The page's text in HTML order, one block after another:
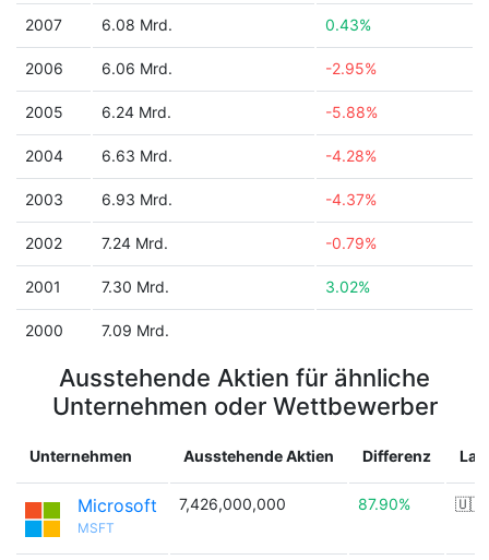
2007 6.08 Mrd. 0.43%
2006 6.06 Mrd. -2.95%
2005 6.24 Mrd. -5.88%
2004 6.63 Mrd. -4.28%
2003 6.93 Mrd. -4.37%
2002 7.24 Mrd. -0.79%
2001 7.30 Mrd. 3.02%
2000 7.09 Mrd.
Ausstehende Aktien für ähnliche
Unternehmen oder Wettbewerber
Unternehmen Ausstehende Aktien Differenz
Microsoft
MSFT
7,426,000,000 87.90% 🇺🇸